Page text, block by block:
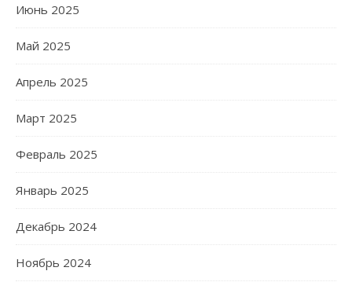
Июнь 2025
Май 2025
Апрель 2025
Март 2025
Февраль 2025
Январь 2025
Декабрь 2024
Ноябрь 2024